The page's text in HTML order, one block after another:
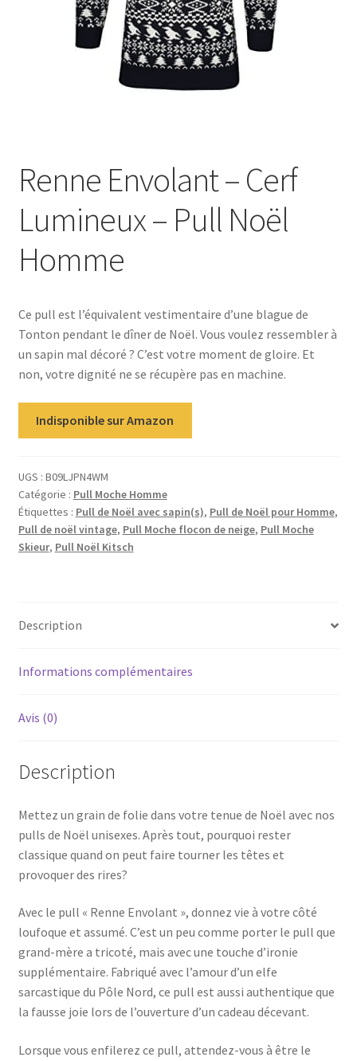
Renne Envolant – Cerf
Lumineux – Pull Noël
Homme
Ce pull est l’équivalent vestimentaire d’une blague de
Tonton pendant le dîner de Noël. Vous voulez ressembler à
un sapin mal décoré ? C’est votre moment de gloire. Et
non, votre dignité ne se récupère pas en machine.
Indisponible sur Amazon
UGS : B09LJPN4WM
Catégorie : Pull Moche Homme
Étiquettes : Pull de Noël avec sapin(s), Pull de Noël pour Homme,
Pull de noël vintage, Pull Moche flocon de neige, Pull Moche
Skieur, Pull Noël Kitsch
Description
Informations complémentaires
Avis (0)
Description
Mettez un grain de folie dans votre tenue de Noël avec nos
pulls de Noël unisexes. Après tout, pourquoi rester
classique quand on peut faire tourner les têtes et
provoquer des rires?
Avec le pull « Renne Envolant », donnez vie à votre côté
loufoque et assumé. C’est un peu comme porter le pull que
grand-mère a tricoté, mais avec une touche d’ironie
supplémentaire. Fabriqué avec l’amour d’un elfe
sarcastique du Pôle Nord, ce pull est aussi authentique que
la fausse joie lors de l’ouverture d’un cadeau décevant.
Lorsque vous enfilerez ce pull, attendez-vous à être le